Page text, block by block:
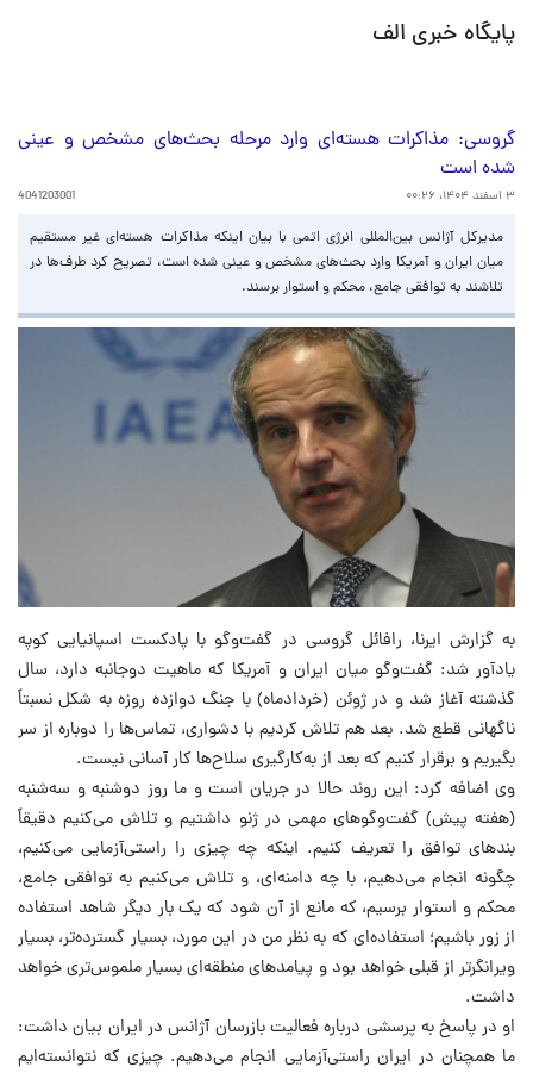
پایگاه خبری الف
گروسی: مذاکرات هسته‌ای وارد مرحله بحث‌های مشخص و عینی
شده است
۳ اسفند ۱۴۰۴، ۰۰:۲۶ 4041203001
مدیرکل آژانس بین‌المللی انرژی اتمی با بیان اینکه مذاکرات هسته‌ای غیر مستقیم
میان ایران و آمریکا وارد بحث‌های مشخص و عینی شده است، تصریح کرد طرف‌ها در
تلاشند به توافقی جامع، محکم و استوار برسند.
به گزارش ایرنا، رافائل گروسی در گفت‌وگو با پادکست اسپانیایی کوپه
یادآور شد: گفت‌وگو میان ایران و آمریکا که ماهیت دوجانبه دارد، سال
گذشته آغاز شد و در ژوئن (خردادماه) با جنگ دوازده روزه به شکل نسبتاً
ناگهانی قطع شد. بعد هم تلاش کردیم با دشواری، تماس‌ها را دوباره از سر
بگیریم و برقرار کنیم که بعد از به‌کارگیری سلاح‌ها کار آسانی نیست.
وی اضافه کرد: این روند حالا در جریان است و ما روز دوشنبه و سه‌شنبه
(هفته پیش) گفت‌وگوهای مهمی در ژنو داشتیم و تلاش می‌کنیم دقیقاً
بندهای توافق را تعریف کنیم. اینکه چه چیزی را راستی‌آزمایی می‌کنیم،
چگونه انجام می‌دهیم، با چه دامنه‌ای، و تلاش می‌کنیم به توافقی جامع،
محکم و استوار برسیم، که مانع از آن شود که یک بار دیگر شاهد استفاده
از زور باشیم؛ استفاده‌ای که به نظر من در این مورد، بسیار گسترده‌تر، بسیار
ویرانگرتر از قبلی خواهد بود و پیامدهای منطقه‌ای بسیار ملموس‌تری خواهد
داشت.
او در پاسخ به پرسشی درباره فعالیت‌ بازرسان آژانس در ایران بیان داشت:
ما همچنان در ایران راستی‌آزمایی انجام می‌دهیم. چیزی که نتوانسته‌ایم